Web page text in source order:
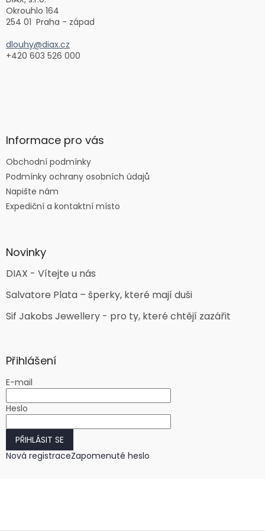
Okrouhlo 164
254 01 Praha - západ
dlouhy@diax.cz
+420 603 526 000
Informace pro vás
Obchodní podmínky
Podmínky ochrany osobních údajů
Napište nám
Expediční a kontaktní místo
Novinky
DIAX - Vítejte u nás
Salvatore Plata – šperky, které mají duši
Sif Jakobs Jewellery - pro ty, které chtějí zazářit
Přihlášení
E-mail
Heslo
PŘIHLÁSIT SE
Nová registraceZapomenuté heslo